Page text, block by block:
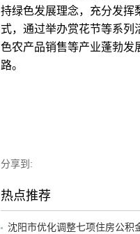
持绿色发展理念，充分发挥
式，通过举办赏花节等系列
色农产品销售等产业蓬勃发
路。
分享到:
热点推荐
沈阳市优化调整七项住房公积